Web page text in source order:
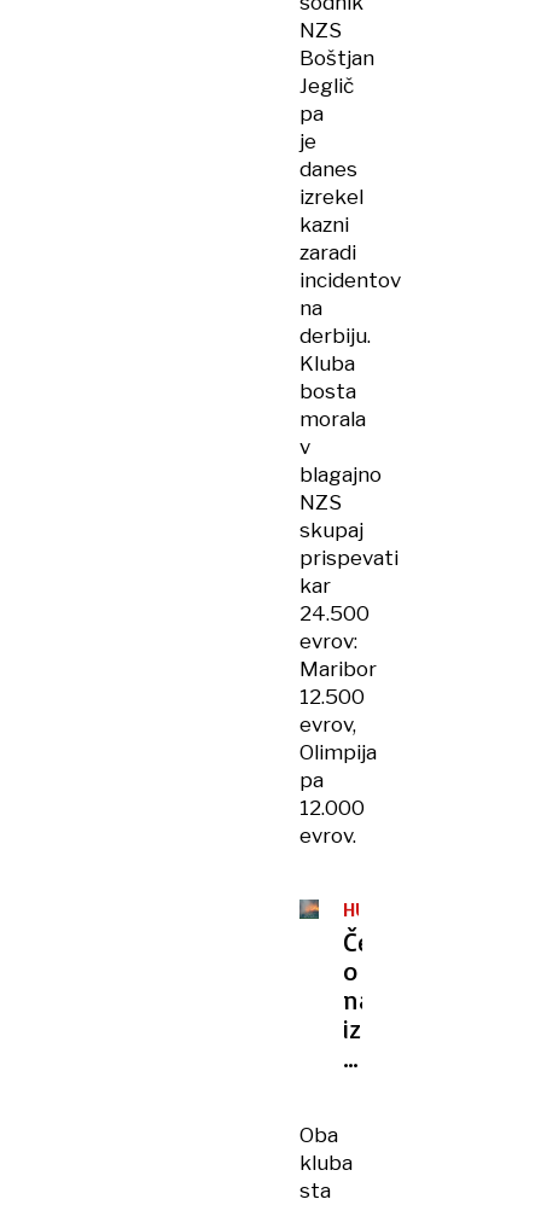
NZS
Boštjan
Jeglič
pa
je
danes
izrekel
kazni
zaradi
incidentov
na
derbiju.
Kluba
bosta
morala
v
blagajno
NZS
skupaj
prispevati
kar
24.500
evrov:
Maribor
12.500
evrov,
Olimpija
pa
12.000
evrov.
HULIGANSTVO
Čeferin
o
navijaških
izgredih:
Idioti,
vseeno
Oba
kluba
sta